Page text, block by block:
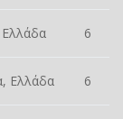
6
Ελλάδα 6